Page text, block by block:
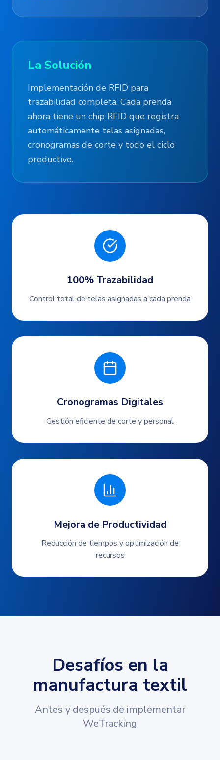
La Solución
Implementación de RFID para
trazabilidad completa. Cada prenda
ahora tiene un chip RFID que registra
automáticamente telas asignadas,
cronogramas de corte y todo el ciclo
productivo.
100% Trazabilidad
Control total de telas asignadas a cada prenda
Cronogramas Digitales
Gestión eficiente de corte y personal
Mejora de Productividad
Reducción de tiempos y optimización de
recursos
Desafíos en la
manufactura textil
Antes y después de implementar
WeTracking